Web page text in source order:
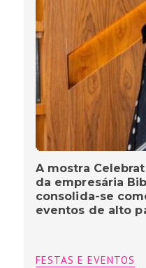
A mostra
da empresária
consolida-se
eventos de alto
FESTAS E EVENTOS